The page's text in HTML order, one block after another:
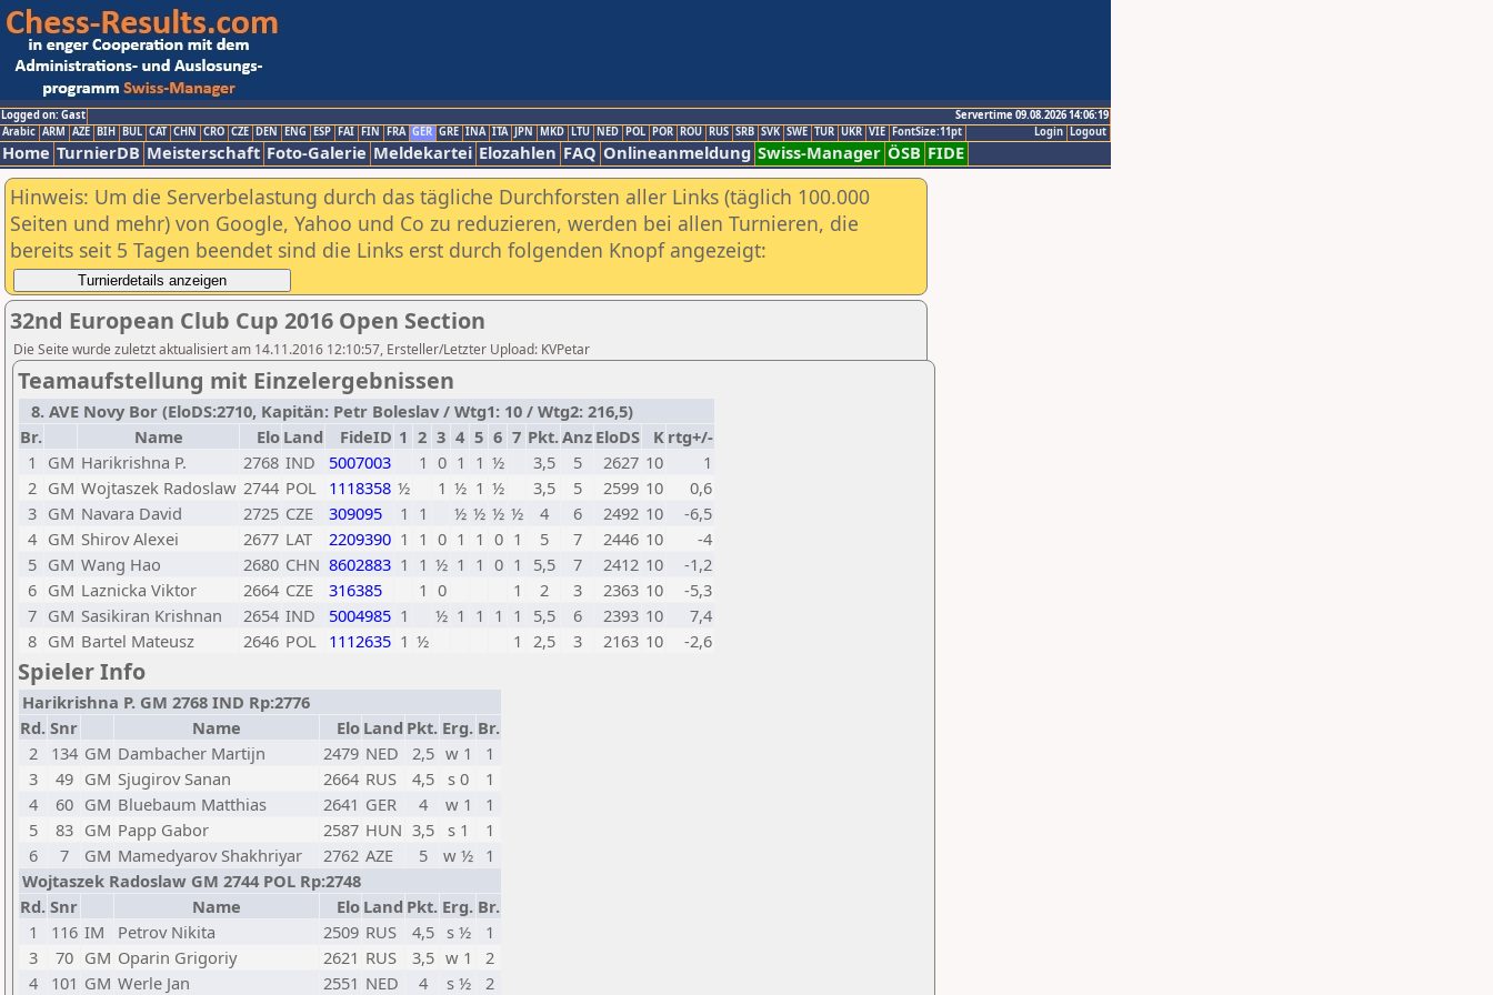
Logged on: Gast
Servertime 09.08.2026 14:06:19
Logout
Login
Arabic ARM AZE BIH BUL CAT CHN CRO CZE DEN ENG ESP FAI FIN FRA GER GRE INA ITA JPN MKD LTU NED POL POR ROU RUS SRB SVK SWE TUR UKR VIE FontSize:11pt
Home TurnierDB Meisterschaft Foto-Galerie Meldekartei Elozahlen FAQ Onlineanmeldung Swiss-Manager ÖSB FIDE
Hinweis: Um die Serverbelastung durch das tägliche Durchforsten aller Links (täglich 100.000
Seiten und mehr) von Google, Yahoo und Co zu reduzieren, werden bei allen Turnieren, die
bereits seit 5 Tagen beendet sind die Links erst durch folgenden Knopf angezeigt:
32nd European Club Cup 2016 Open Section
Die Seite wurde zuletzt aktualisiert am 14.11.2016 12:10:57, Ersteller/Letzter Upload: KVPetar
Teamaufstellung mit Einzelergebnissen
8. AVE Novy Bor (EloDS:2710, Kapitän: Petr Boleslav / Wtg1: 10 / Wtg2: 216,5)
Br.
Name Elo Land FideID 1 2 3 4 5 6 7 Pkt.Anz EloDS K rtg+/-
1
GM Harikrishna P. 2768 IND 5007003 1 0 1 1 ½ 3,5 5 2627 10
1
2 GM Wojtaszek Radoslaw 2744 POL 1118358 ½ 1 ½ 1 ½ 3,5 5 2599 10
0,6
3 GM Navara David 2725 CZE 309095 1 1 ½ ½ ½ ½ 4 6 2492 10
-6,5
4 GM Shirov Alexei 2677 LAT 2209390 1 1 0 1 1 0 1 5 7 2446 10
-4
5 GM Wang Hao 2680 CHN 8602883 1 1 ½ 1 1 0 1 5,5 7 2412 10
-1,2
6 GM Laznicka Viktor 2664 CZE 316385 1 0 1 2 3 2363 10
-5,3
7 GM Sasikiran Krishnan 2654 IND 5004985 1 ½ 1 1 1 1 5,5 6 2393 10
7,4
8 GM Bartel Mateusz 2646 POL 1112635 1 ½ 1 2,5 3 2163 10 -2,6
Spieler Info
Harikrishna P. GM 2768 IND Rp:2776
Rd. Snr Name Elo Land Pkt. Erg. Br.
2
134 GM Dambacher Martijn 2479 NED 2,5 w 1
1
3
49 GM Sjugirov Sanan 2664 RUS 4,5 s 0
1
4
60 GM Bluebaum Matthias 2641 GER 4 w 1
1
5
83 GM Papp Gabor 2587 HUN 3,5 s 1
1
6
7 GM Mamedyarov Shakhriyar 2762 AZE 5 w ½ 1
Wojtaszek Radoslaw GM 2744 POL Rp:2748
Rd. Snr Name Elo Land Pkt. Erg. Br.
1
116 IM Petrov Nikita 2509 RUS 4,5 s ½
1
3
70 GM Oparin Grigoriy 2621 RUS 3,5 w 1
2
4
101 GM Werle Jan 2551 NED 4 s ½ 2